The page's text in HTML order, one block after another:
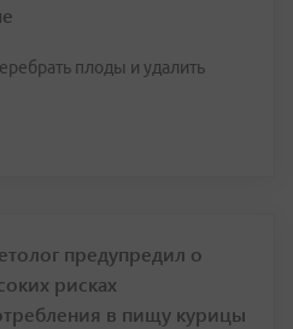
плоды и удалить
предупредил о
рисках
в пищу курицы